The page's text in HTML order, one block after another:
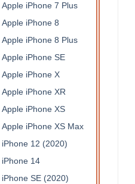
Apple iPhone 7 Plus
Apple iPhone 8
Apple iPhone 8 Plus
Apple iPhone SE
Apple iPhone X
Apple iPhone XR
Apple iPhone XS
Apple iPhone XS Max
iPhone 12 (2020)
iPhone 14
iPhone SE (2020)
ACCESSOIRES DE PROTECTION
étui à rabat semi
translucide pour Samsung
Galaxy J3 2017 (violet)